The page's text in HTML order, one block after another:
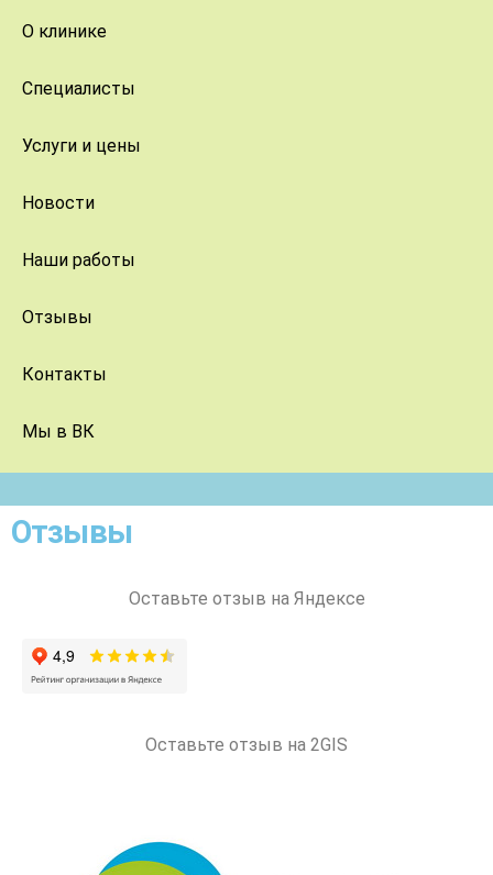
О клинике
Специалисты
Услуги и цены
Новости
Наши работы
Отзывы
Контакты
Мы в ВК
Отзывы
Оставьте отзыв на Яндексе
Оставьте отзыв на 2GIS